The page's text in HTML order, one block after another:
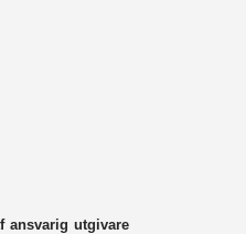
ansvarig utgivare